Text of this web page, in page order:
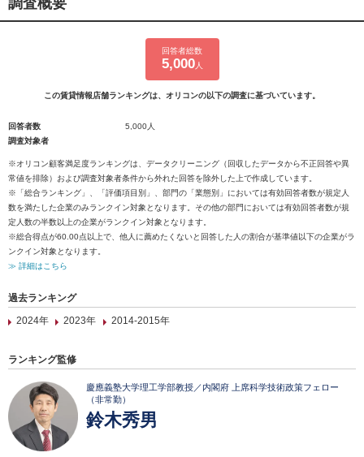
調査概要
回答者総数
5,000人
この賃貸情報店舗ランキングは、オリコンの以下の調査に基づいています。
回答者数
5,000人
調査対象者
※オリコン顧客満足度ランキングは、データクリーニング（回収したデータから不正回答や異
常値を排除）および調査対象者条件から外れた回答を除外した上で作成しています。
※「総合ランキング」、「評価項目別」、部門の「業態別」においては有効回答者数が規定人
数を満たした企業のみランクイン対象となります。その他の部門においては有効回答者数が規
定人数の半数以上の企業がランクイン対象となります。
※総合得点が60.00点以上で、他人に薦めたくないと回答した人の割合が基準値以下の企業がラ
ンクイン対象となります。
≫ 詳細はこちら
過去ランキング
2024年
2023年 2014-2015年
ランキング監修
慶應義塾大学理工学部教授／内閣府 上席科学技術政策フェロー
（非常勤）
鈴木秀男